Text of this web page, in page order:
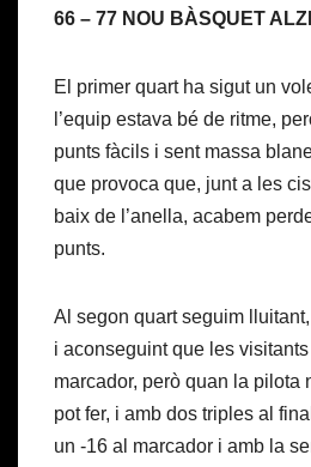
66 – 77 NOU BÀSQUET
El primer quart ha sigut un
l’equip estava bé de ritme,
punts fàcils i sent massa
que provoca que, junt a les
baix de l’anella, acabem
punts.
Al segon quart seguim
i aconseguint que les visitants
marcador, però quan la pilota
pot fer, i amb dos triples al
un -16 al marcador i amb la